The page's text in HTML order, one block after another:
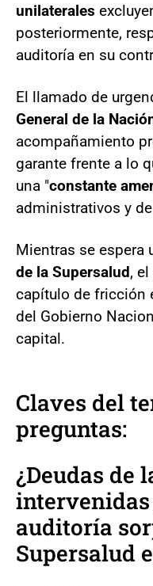
unilaterales
posteriormente,
auditoría en su
El llamado de
General de la
acompañamiento
garante frente a lo
una "constante
administrativos y
Mientras se espera
de la Supersalud,
capítulo de fricción
del Gobierno
capital.
Claves del
preguntas:
¿Deudas de
auditoría
Supersalud